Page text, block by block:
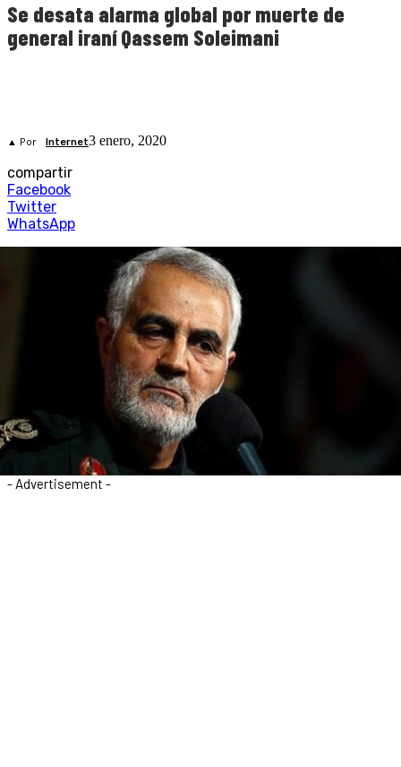
Se desata alarma global por muerte de
general iraní Qassem Soleimani
▲ Por Internet3 enero, 2020
compartir
Facebook
Twitter
WhatsApp
- Advertisement -